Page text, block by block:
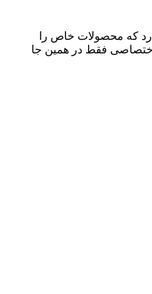
که محصولات خاص را
فقط در همین جا